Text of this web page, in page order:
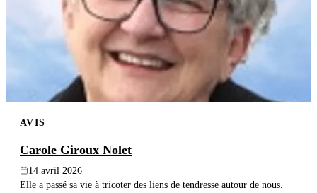
AVIS
Carole Giroux Nolet
14 avril 2026
Elle a passé sa vie à tricoter des liens de tendresse autour de nous.